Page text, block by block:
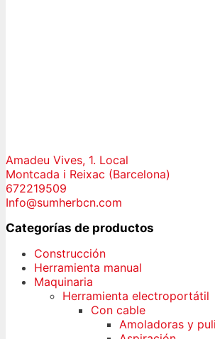
Amadeu Vives, 1. Local
Montcada i Reixac (Barcelona)
672219509
Info@sumherbcn.com
Categorías de productos
Construcción
Herramienta manual
Maquinaria
Herramienta electroportátil
Con cable
Amoladoras y